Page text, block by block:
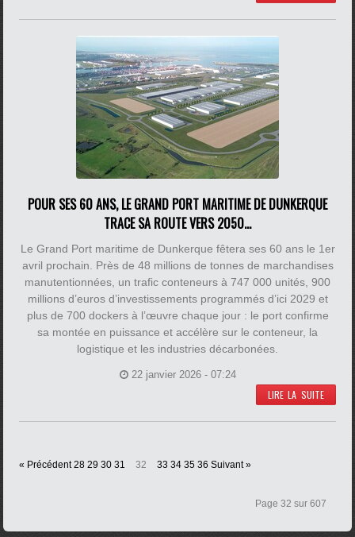
POUR SES 60 ANS, LE GRAND PORT MARITIME DE DUNKERQUE
TRACE SA ROUTE VERS 2050...
Le Grand Port maritime de Dunkerque fêtera ses 60 ans le 1er
avril prochain. Près de 48 millions de tonnes de marchandises
manutentionnées, un trafic conteneurs à 747 000 unités, 900
millions d’euros d’investissements programmés d’ici 2029 et
plus de 700 dockers à l’œuvre chaque jour : le port confirme
sa montée en puissance et accélère sur le conteneur, la
logistique et les industries décarbonées.
22 janvier 2026 - 07:24
LIRE LA SUITE
« Précédent 28 29 30 31 32 33 34 35 36 Suivant »
Page 32 sur 607